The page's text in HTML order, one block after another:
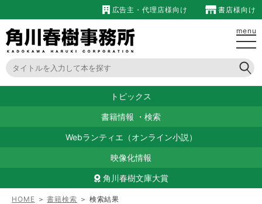
広告主・代理店様向け 書店様向け
menu
トピックス
書籍情報 ・ 検索
Webランティエ（オンライン小説）
映像化情報
角川春樹文庫大賞
HOME ＞書籍検索 ＞ 検索結果